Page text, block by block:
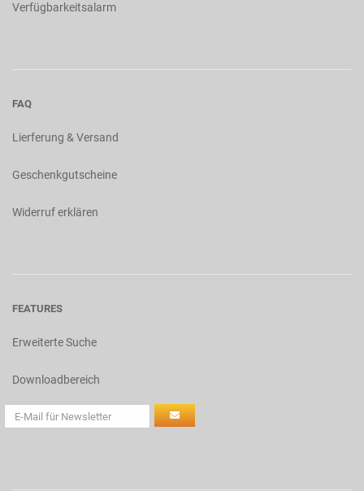
Verfügbarkeitsalarm
FAQ
Lierferung & Versand
Geschenkgutscheine
Widerruf erklären
FEATURES
Erweiterte Suche
Downloadbereich